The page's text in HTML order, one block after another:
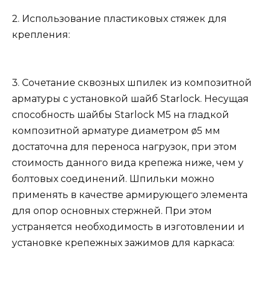
2. Использование пластиковых стяжек для
крепления:
3. Сочетание сквозных шпилек из композитной
арматуры с установкой шайб Starlock. Несущая
способность шайбы Starlock М5 на гладкой
композитной арматуре диаметром ø5 мм
достаточна для переноса нагрузок, при этом
стоимость данного вида крепежа ниже, чем у
болтовых соединений. Шпильки можно
применять в качестве армирующего элемента
для опор основных стержней. При этом
устраняется необходимость в изготовлении и
установке крепежных зажимов для каркаса: